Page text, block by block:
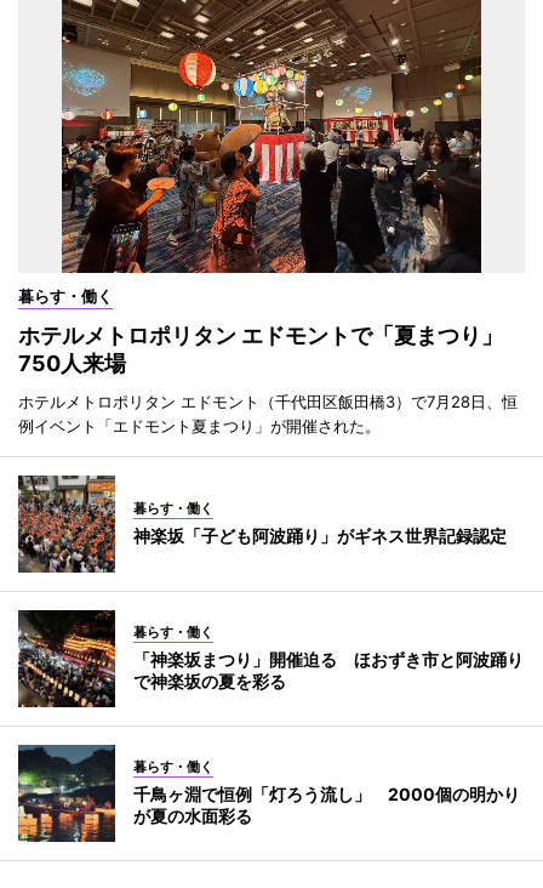
暮らす・働く
ホテルメトロポリタン エドモントで「夏まつり」
750人来場
ホテルメトロポリタン エドモント（千代田区飯田橋3）で7月28日、恒
例イベント「エドモント夏まつり」が開催された。
暮らす・働く
神楽坂「子ども阿波踊り」がギネス世界記録認定
暮らす・働く
「神楽坂まつり」開催迫る ほおずき市と阿波踊り
で神楽坂の夏を彩る
暮らす・働く
千鳥ヶ淵で恒例「灯ろう流し」 2000個の明かり
が夏の水面彩る